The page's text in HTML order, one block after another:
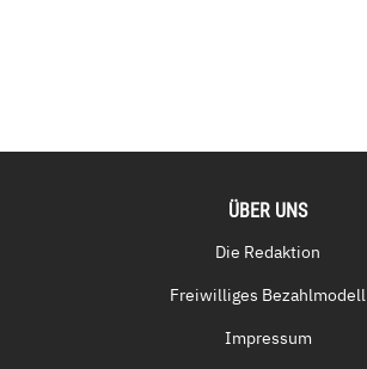
ÜBER UNS
Die Redaktion
Freiwilliges Bezahlmodell
Impressum